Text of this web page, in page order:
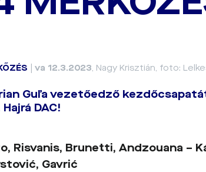
|va 12.3.2023, Nagy Krisztián, foto:
Guľa vezetőedző
DAC!
Risvanis, Brunetti, Andzouana –
, Gavrić